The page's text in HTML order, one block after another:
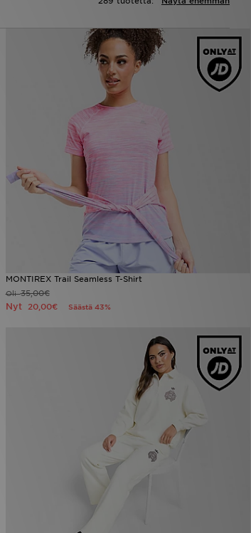
MONTIREX Trail Seamless T-Shirt
Oli35,00€
Nyt 20,00€ Säästä 43%